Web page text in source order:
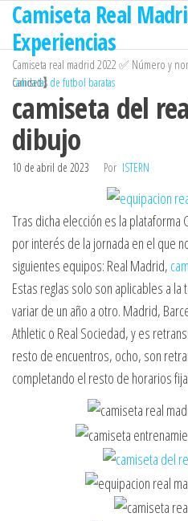
Saltar
contenido
Camiseta Real
Experiencias
Camiseta real madrid 2022 ✅ Número y
Calidad】
camisetas de futbol baratas
camiseta del
dibujo
10 de abril de 2023 Por ISTERN
Tras dicha elección es la
por interés de la jornada en el que
siguientes equipos: Real Madrid,
Estas reglas solo son aplicables a
variar de un año a otro. Madrid,
Athletic o Real Sociedad, y es
resto de encuentros, ocho, son
completando el resto de horarios